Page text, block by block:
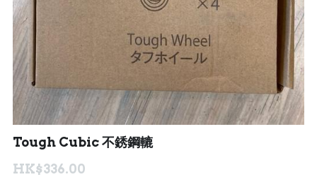
Search
繁體中文
繁體中文
English
Tough Cubic 不銹鋼轆
HK$336.00